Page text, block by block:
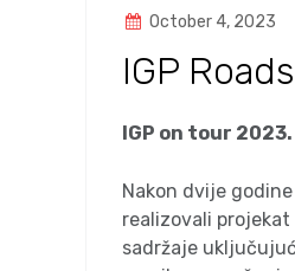
October 4, 2023
IGP
IGP on tour
Nakon dvije
realizovali
sadržaje